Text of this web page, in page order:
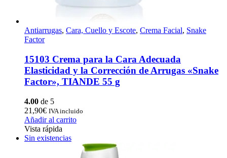
Antiarrugas, Cara, Cuello y Escote, Crema Facial, Snake
Factor
15103 Crema para la Cara Adecuada
Elasticidad y la Corrección de Arrugas «Snake
Factor», TIANDE 55 g
4.00 de 5
21,90€ IVA incluido
Añadir al carrito
Vista rápida
Sin existencias